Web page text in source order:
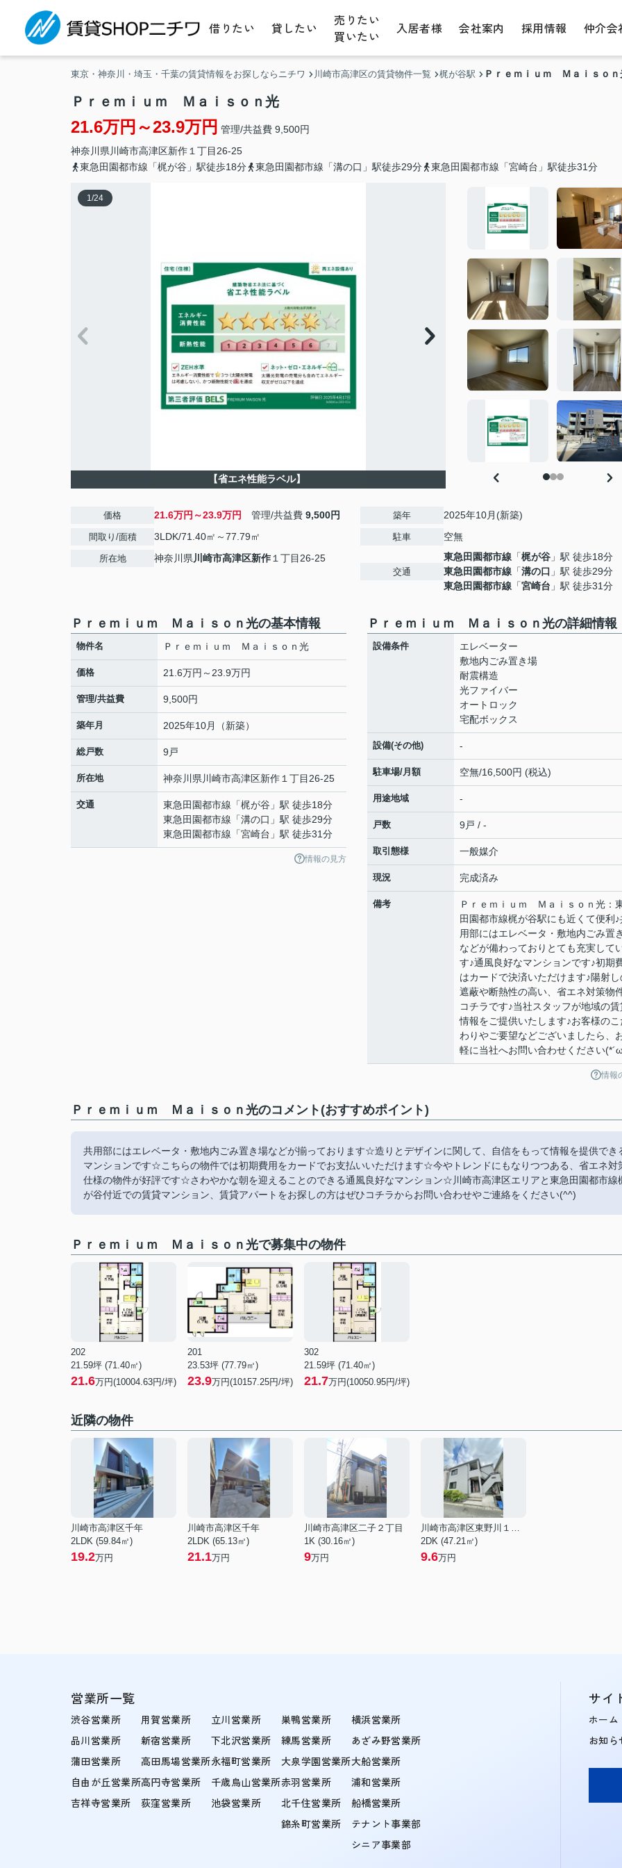
借りたい 貸したい
売りたい
買いたい
入居者様 会社案内 採用情報 仲介会
東京・神奈川・埼玉・千葉の賃貸情報をお探しならニチワ 川崎市高津区の賃貸物件一覧 梶が谷駅 Ｐｒｅｍｉｕｍ Ｍａｉｓｏｎ
Ｐｒｅｍｉｕｍ Ｍａｉｓｏｎ光
21.6万円～23.9万円 管理/共益費 9,500円
神奈川県 川崎市高津区新作 １丁目26-25
東急田園都市線「梶が谷」駅徒歩18分
東急田園都市線「溝の口」駅徒歩29分 東急田園都市線「宮崎台」駅徒歩31分
1/24
【省エネ性能ラベル】
価格 21.6万円～23.9万円 管理/共益費 9,500円
間取り/面積 3LDK/71.40㎡～77.79㎡
所在地 神奈川県川崎市高津区新作 １丁目26-25
築年 2025年10月(新築)
駐車 空無
交通
東急田園都市線 「梶が谷 」駅 徒歩18分
東急田園都市線 「溝の口 」駅 徒歩29分
東急田園都市線 「宮崎台 」駅 徒歩31分
Ｐｒｅｍｉｕｍ Ｍａｉｓｏｎ光の基本情報
物件名 Ｐｒｅｍｉｕｍ Ｍａｉｓｏｎ光
価格 21.6万円～23.9万円
管理/共益費 9,500円
築年月 2025年10月（新築）
総戸数 9戸
所在地 神奈川県 川崎市高津区新作 １丁目26-25
交通 東急田園都市線 「梶が谷 」駅 徒歩18分
東急田園都市線 「溝の口 」駅 徒歩29分
東急田園都市線 「宮崎台 」駅 徒歩31分
情報の見方
Ｐｒｅｍｉｕｍ Ｍａｉｓｏｎ光の詳細情報
設備条件
エレベーター
敷地内ごみ置き場
耐震構造
光ファイバー
オートロック
宅配ボックス
設備(その他) -
駐車場/月額 空無/16,500円 (税込)
用途地域 -
戸数 9戸 / -
取引態様 一般媒介
現況 完成済み
備考
Ｐｒｅｍｉｕｍ Ｍａｉｓｏｎ光：
田園都市線梶が谷駅にも近くて便利♪
用部にはエレベータ・敷地内ごみ置
などが備わっておりとても充実して
す♪通風良好なマンションです♪初期
はカードで決済いただけます♪陽射し
遮蔽や断熱性の高い、省エネ対策物
コチラです♪当社スタッフが地域の賃
情報をご提供いたします♪お客様のこ
わりやご要望などございましたら、
軽に当社へお問い合わせください
情報
Ｐｒｅｍｉｕｍ Ｍａｉｓｏｎ光のコメント(おすすめポイント)
共用部にはエレベータ・敷地内ごみ置き場などが揃っております☆造りとデザインに関して、自信をもって情報を提供でき
マンションです☆こちらの物件では初期費用をカードでお支払いいただけます☆今やトレンドにもなりつつある、省エネ対
仕様の物件が好評です☆さわやかな朝を迎えることのできる通風良好なマンション☆川崎市高津区エリアと東急田園都市線
が谷付近での賃貸マンション、賃貸アパートをお探しの方はぜひコチラからお問い合わせやご連絡をください(^^)
Ｐｒｅｍｉｕｍ Ｍａｉｓｏｎ光で募集中の物件
202
21.59坪 (71.40㎡)
21.6万円(10004.63円/坪)
201
23.53坪 (77.79㎡)
23.9万円(10157.25円/坪)
302
21.59坪 (71.40㎡)
21.7万円(10050.95円/坪)
近隣の物件
川崎市高津区千年
2LDK (59.84㎡)
19.2万円
川崎市高津区千年
2LDK (65.13㎡)
21.1万円
川崎市高津区二子２丁目
1K (30.16㎡)
9万円
川崎市高津区東野川１丁目
2DK (47.21㎡)
9.6万円
営業所一覧
渋谷営業所
品川営業所
蒲田営業所
自由が丘営業所
吉祥寺営業所
用賀営業所
新宿営業所
高田馬場営業所
高円寺営業所
荻窪営業所
立川営業所
下北沢営業所
永福町営業所
千歳烏山営業所
池袋営業所
巣鴨営業所
練馬営業所
大泉学園営業所
赤羽営業所
北千住営業所
錦糸町営業所
横浜営業所
あざみ野営業所
大船営業所
浦和営業所
船橋営業所
テナント事業部
シニア事業部
サイ
ホーム
お知ら